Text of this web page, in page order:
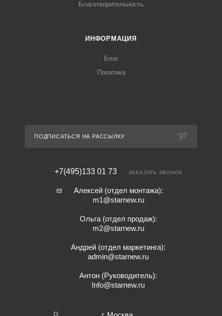
Благотворительность
ИНФОРМАЦИЯ
Блог
Политика
ПОДПИСАТЬСЯ НА РАССЫЛКУ
+7(495)133 01 73 ЗАКАЗАТЬ ЗВОНОК
Алексей (отдел монтажа):
m1@starnew.ru
Ольга (отдел продаж):
m2@starnew.ru
Андрей (отдел маркетинга):
admin@starnew.ru
Антон (Руководитель):
Info@starnew.ru